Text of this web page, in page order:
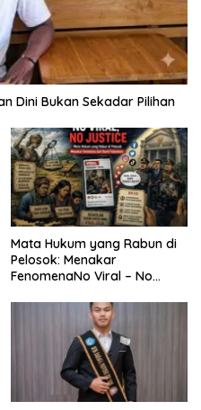
Dini Bukan Sekadar Pilihan
Mata Hukum yang Rabun di
Pelosok: Menakar
FenomenaNo Viral – No